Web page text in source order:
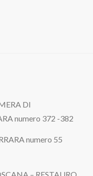
DI
numero 372 -382
numero 55
– RESTAURO